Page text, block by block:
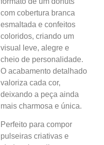
com cobertura branca
esmaltada e confeitos
coloridos, criando um
visual leve, alegre e
cheio de personalidade.
O acabamento detalhado
valoriza cada cor,
deixando a peça ainda
mais charmosa e única.
Perfeito para compor
pulseiras criativas e